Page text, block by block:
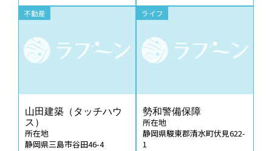
不動産
山田建築（タッチハウ
ス）
所在地
静岡県三島市谷田46-4
ライフ
勢和警備保障
所在地
静岡県駿東郡清水町伏見622-
1